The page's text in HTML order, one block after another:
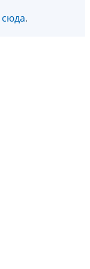
сюда.